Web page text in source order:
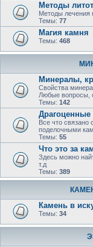
Методы
Методы лечения
Темы: 77
Магия камня
Темы: 468
Минералы,
Свойства
Любые вопросы,
Темы: 142
Все что
поделочными
Темы: 55
Что это за
Здесь можно
т.д
Темы: 389
Камень в
Темы: 34